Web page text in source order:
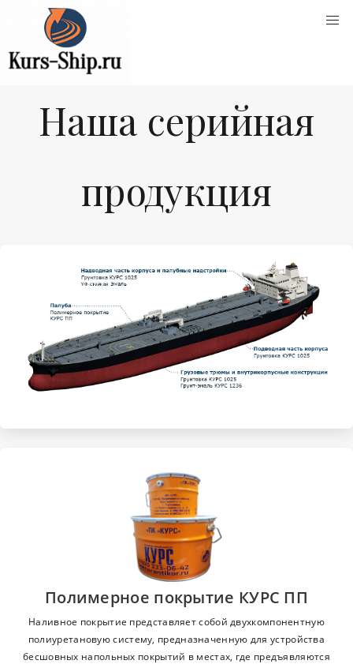
Наша серийная
продукция
Полимерное покрытие КУРС ПП
Наливное покрытие представляет собой двухкомпонентную
полиуретановую систему, предназначенную для устройства
бесшовных напольных покрытий в местах, где предъявляются